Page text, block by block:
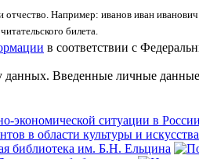
Например: иванов иван иванович
билета.
в соответствии с
данных. Введенные личные